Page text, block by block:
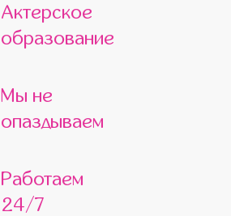
Актерское
образование
Мы не
опаздываем
Работаем
24/7